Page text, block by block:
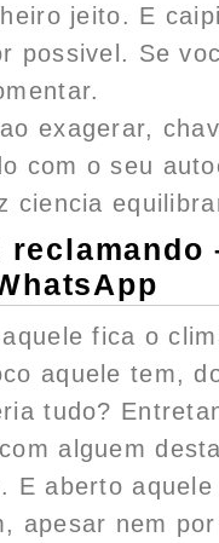
jeito. E
possivel. Se
exagerar,
com o seu
ciencia
fica o
aquele tem,
tudo?
alguem
E aberto
apesar nem